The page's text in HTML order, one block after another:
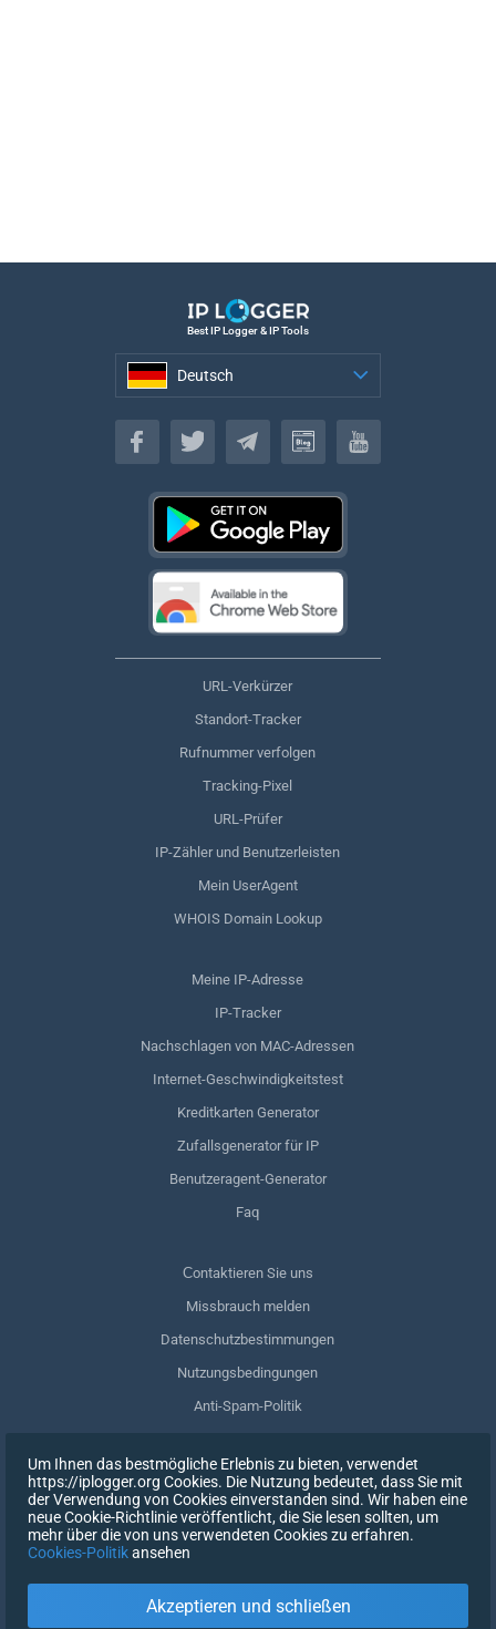
Best IP Logger & IP Tools
Deutsch
Deutsch
URL-Verkürzer
Standort-Tracker
Rufnummer verfolgen
Tracking-Pixel
URL-Prüfer
IP-Zähler und Benutzerleisten
Mein UserAgent
WHOIS Domain Lookup
Meine IP-Adresse
IP-Tracker
Nachschlagen von MAC-Adressen
Internet-Geschwindigkeitstest
Kreditkarten Generator
Zufallsgenerator für IP
Benutzeragent-Generator
Faq
Сontaktieren Sie uns
Missbrauch melden
Datenschutzbestimmungen
Nutzungsbedingungen
Anti-Spam-Politik
Meine Daten löschen
Zustimmung zurückziehen
Um Ihnen das bestmögliche Erlebnis zu bieten, verwendet
https://iplogger.org Cookies. Die Nutzung bedeutet, dass Sie mit
der Verwendung von Cookies einverstanden sind. Wir haben eine
neue Cookie-Richtlinie veröffentlicht, die Sie lesen sollten, um
mehr über die von uns verwendeten Cookies zu erfahren.
Cookies-Politikansehen
Akzeptieren und schließen